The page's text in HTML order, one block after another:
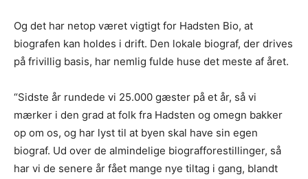
Og det har netop været vigtigt for Hadsten Bio, at
biografen kan holdes i drift. Den lokale biograf, der drives
på frivillig basis, har nemlig fulde huse det meste af året.
“Sidste år rundede vi 25.000 gæster på et år, så vi
mærker i den grad at folk fra Hadsten og omegn bakker
op om os, og har lyst til at byen skal have sin egen
biograf. Ud over de almindelige biografforestillinger, så
har vi de senere år fået mange nye tiltag i gang, blandt